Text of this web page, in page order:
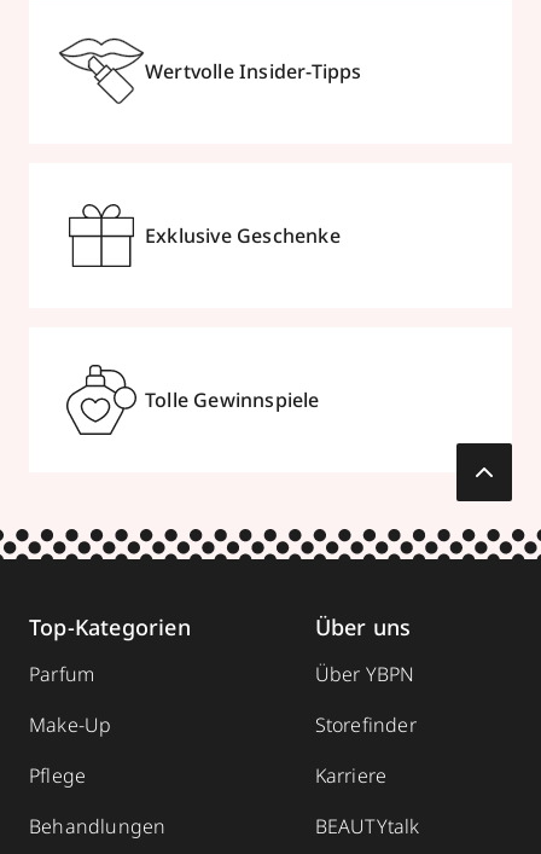
Wertvolle Insider-Tipps
Exklusive Geschenke
Tolle Gewinnspiele
Top-Kategorien
Parfum
Make-Up
Pflege
Behandlungen
Über uns
Über YBPN
Storefinder
Karriere
BEAUTYtalk